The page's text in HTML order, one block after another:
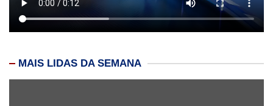
MAIS LIDAS DA SEMANA